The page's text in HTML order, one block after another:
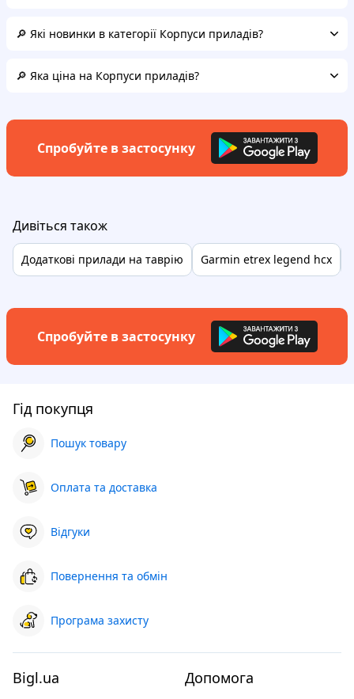
🔎 Які новинки в категорії Корпуси приладів?
🔎 Яка ціна на Корпуси приладів?
Спробуйте в застосунку
Дивіться також
Додаткові прилади на таврію Garmin etrex legend hcx
Спробуйте в застосунку
Гід покупця
Пошук товару
Оплата та доставка
Відгуки
Повернення та обмін
Програма захисту
Bigl.ua Допомога